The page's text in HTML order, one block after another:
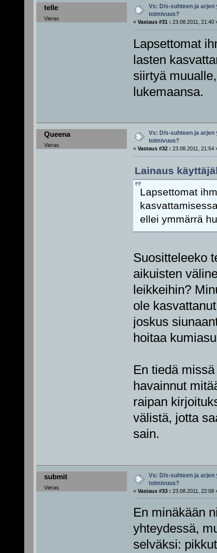
telle
Vieras
Vs: D/s-suhteen ja arjen
toimivuus?
« Vastaus #31 : 23.08.2011, 21:40
Lapsettomat
lasten
siirtyä
lukemaansa.
Queena
Vieras
Vs: D/s-suhteen ja arjen
toimivuus?
« Vastaus #32 : 23.08.2011, 21:54
Lainaus
Lapsettomat
ellei ymmärrä
Suositteleeko
aikuisten
leikkeihin?
ole
joskus
hoitaa
En tiedä
havainnut
raipan
välistä, jotta
sain.
submit
Vieras
Vs: D/s-suhteen ja arjen
toimivuus?
« Vastaus #33 : 23.08.2011, 22:08
En minäkään
yhteydessä,
selväksi: